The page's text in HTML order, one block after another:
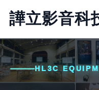
譁立影音科
HL3C